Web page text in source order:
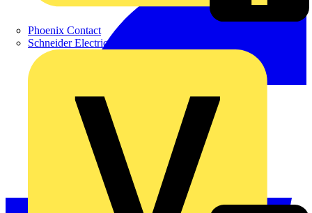
Phoenix Contact
Schneider Electric